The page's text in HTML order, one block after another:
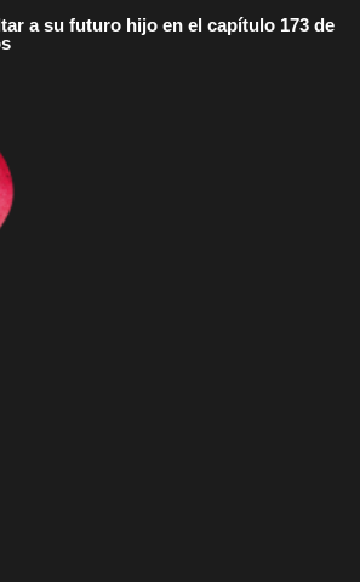
a su futuro hijo en el capítulo 173 de